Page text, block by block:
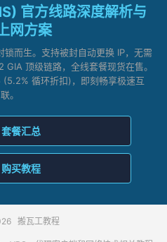
官方线路深度解析与
网方案
而生。支持被封自动更换 IP，无需
顶级链路，全线套餐现货在售。
循环折扣)，即刻畅享极速互
联。
餐汇总
买教程
搬瓦工教程